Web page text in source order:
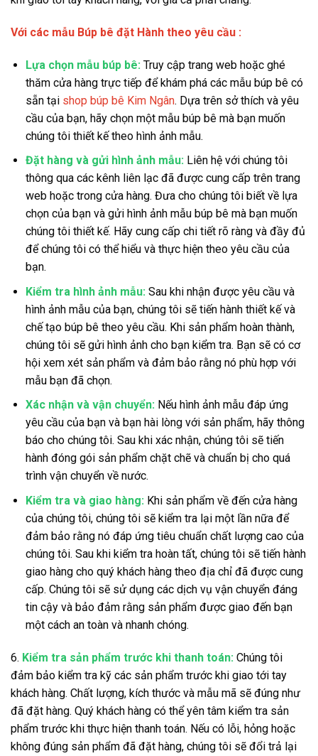
Với các mẫu Búp bê đặt Hành theo yêu cầu :
Lựa chọn mẫu búp bê: Truy cập trang web hoặc ghé
thăm cửa hàng trực tiếp để khám phá các mẫu búp bê có
sẵn tại shop búp bê Kim Ngân. Dựa trên sở thích và yêu
cầu của bạn, hãy chọn một mẫu búp bê mà bạn muốn
chúng tôi thiết kế theo hình ảnh mẫu.
Đặt hàng và gửi hình ảnh mẫu: Liên hệ với chúng tôi
thông qua các kênh liên lạc đã được cung cấp trên trang
web hoặc trong cửa hàng. Đưa cho chúng tôi biết về lựa
chọn của bạn và gửi hình ảnh mẫu búp bê mà bạn muốn
chúng tôi thiết kế. Hãy cung cấp chi tiết rõ ràng và đầy đủ
để chúng tôi có thể hiểu và thực hiện theo yêu cầu của
bạn.
Kiểm tra hình ảnh mẫu:Sau khi nhận được yêu cầu và
hình ảnh mẫu của bạn, chúng tôi sẽ tiến hành thiết kế và
chế tạo búp bê theo yêu cầu. Khi sản phẩm hoàn thành,
chúng tôi sẽ gửi hình ảnh cho bạn kiểm tra. Bạn sẽ có cơ
hội xem xét sản phẩm và đảm bảo rằng nó phù hợp với
mẫu bạn đã chọn.
Xác nhận và vận chuyển:Nếu hình ảnh mẫu đáp ứng
yêu cầu của bạn và bạn hài lòng với sản phẩm, hãy thông
báo cho chúng tôi. Sau khi xác nhận, chúng tôi sẽ tiến
hành đóng gói sản phẩm chặt chẽ và chuẩn bị cho quá
trình vận chuyển về nước.
Kiểm tra và giao hàng:Khi sản phẩm về đến cửa hàng
của chúng tôi, chúng tôi sẽ kiểm tra lại một lần nữa để
đảm bảo rằng nó đáp ứng tiêu chuẩn chất lượng cao của
chúng tôi. Sau khi kiểm tra hoàn tất, chúng tôi sẽ tiến hành
giao hàng cho quý khách hàng theo địa chỉ đã được cung
cấp. Chúng tôi sẽ sử dụng các dịch vụ vận chuyển đáng
tin cậy và bảo đảm rằng sản phẩm được giao đến bạn
một cách an toàn và nhanh chóng.
6. Kiểm tra sản phẩm trước khi thanh toán: Chúng tôi
đảm bảo kiểm tra kỹ các sản phẩm trước khi giao tới tay
khách hàng. Chất lượng, kích thước và mẫu mã sẽ đúng như
đã đặt hàng. Quý khách hàng có thể yên tâm kiểm tra sản
phẩm trước khi thực hiện thanh toán. Nếu có lỗi, hỏng hoặc
không đúng sản phẩm đã đặt hàng, chúng tôi sẽ đổi trả lại